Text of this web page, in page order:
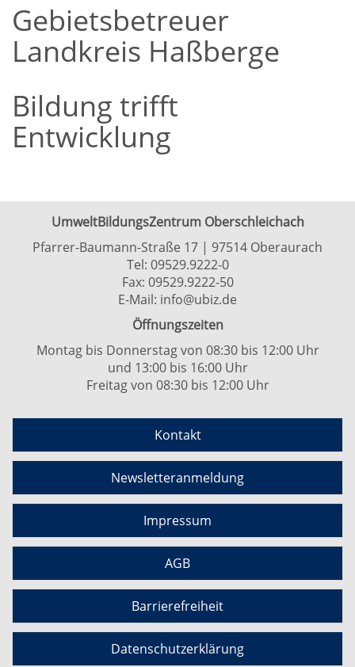
Gebietsbetreuer
Landkreis Haßberge
Bildung trifft
Entwicklung
UmweltBildungsZentrum Oberschleichach
Pfarrer-Baumann-Straße 17 | 97514 Oberaurach
Tel: 09529.9222-0
Fax: 09529.9222-50
E-Mail: info@ubiz.de
Öffnungszeiten
Montag bis Donnerstag von 08:30 bis 12:00 Uhr
und 13:00 bis 16:00 Uhr
Freitag von 08:30 bis 12:00 Uhr
Kontakt
Newsletteranmeldung
Impressum
AGB
Barrierefreiheit
Datenschutzerklärung